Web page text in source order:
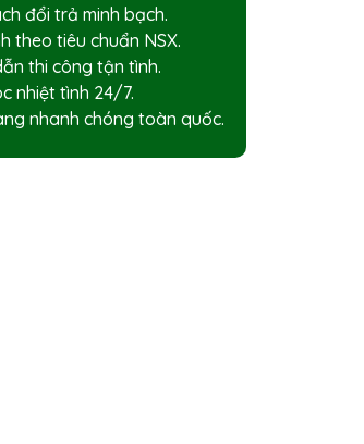
đổi trả minh bạch.
theo tiêu chuẩn NSX.
thi công tận tình.
nhiệt tình 24/7.
nhanh chóng toàn quốc.